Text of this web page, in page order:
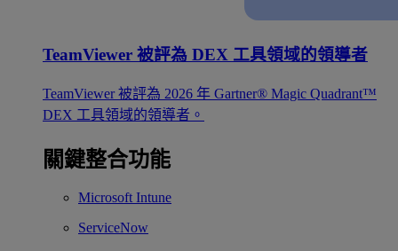
TeamViewer 被評為 DEX 工具領域的領導者
TeamViewer 被評為 2026 年 Gartner® Magic Quadrant™
DEX 工具領域的領導者。
關鍵整合功能
Microsoft Intune
ServiceNow